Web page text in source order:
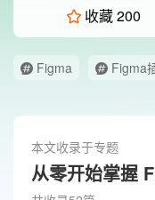
收藏200
Figma Figma
本文收录于专题
从零开始掌握